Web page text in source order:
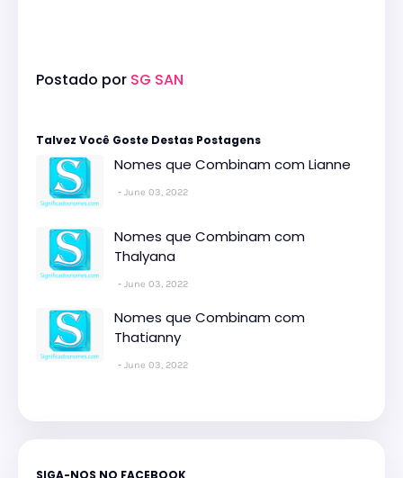
Postado por SG SAN
Talvez Você Goste Destas Postagens
Nomes que Combinam com Lianne
June 03, 2022
Nomes que Combinam com
Thalyana
June 03, 2022
Nomes que Combinam com
Thatianny
June 03, 2022